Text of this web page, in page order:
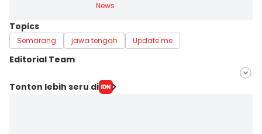
News
Topics
Semarang jawa tengah Update me
Editorial Team
Editor
Tonton lebih seru di